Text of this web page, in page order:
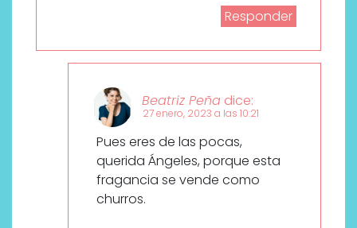
Responder
Beatriz Peña dice:
27 enero, 2023 a las 10:21
Pues eres de las pocas,
querida Ángeles, porque esta
fragancia se vende como
churros.